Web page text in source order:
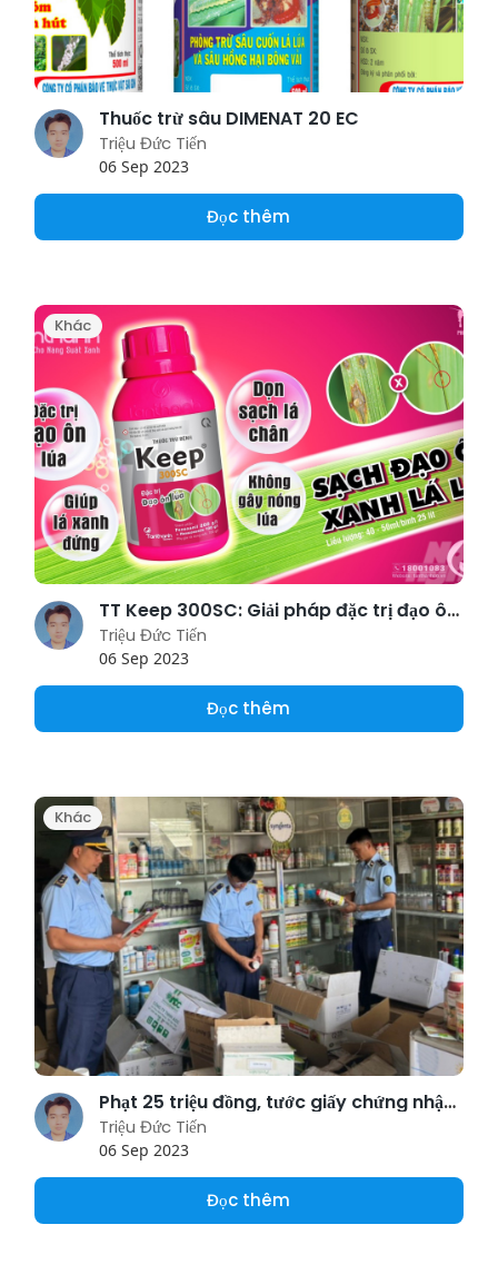
Thuốc trừ sâu DIMENAT 20 EC
Triệu Đức Tiến
06 Sep 2023
Đọc thêm
Khác
TT Keep 300SC: Giải pháp đặc trị đạo ôn hại lúa
Triệu Đức Tiến
06 Sep 2023
Đọc thêm
Khác
Phạt 25 triệu đồng, tước giấy chứng nhận một công ty thuốc bảo vệ thực vật
Triệu Đức Tiến
06 Sep 2023
Đọc thêm